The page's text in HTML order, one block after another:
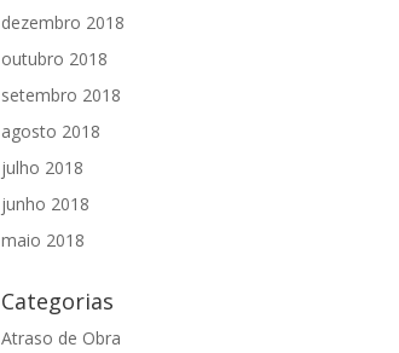
dezembro 2018
outubro 2018
setembro 2018
agosto 2018
julho 2018
junho 2018
maio 2018
Categorias
Atraso de Obra